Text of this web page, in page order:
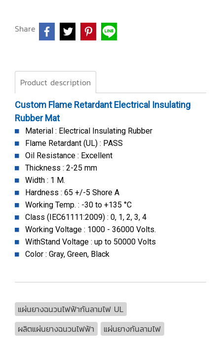
Share
Product description
Custom Flame Retardant Electrical Insulating
Rubber Mat
Material : Electrical Insulating Rubber
Flame Retardant (UL) : PASS
Oil Resistance : Excellent
Thickness : 2-25 mm
Width : 1 M.
Hardness : 65 +/-5 Shore A
Working Temp. : -30 to +135 °C
Class (IEC61111:2009) : 0, 1, 2, 3, 4
Working Voltage : 1000 - 36000 Volts.
WithStand Voltage : up to 50000 Volts
Color : Gray, Green, Black
แผ่นยางฉนวนไฟฟ้ากันลามไฟ UL
ผลิตแผ่นยางฉนวนไฟฟ้า
แผ่นยางกันลามไฟ